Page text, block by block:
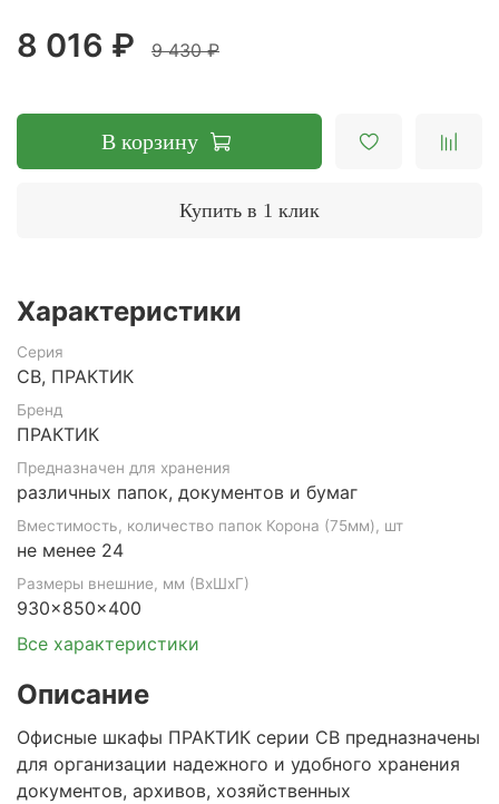
8 016 ₽ 9 430 ₽
В корзину
Купить в 1 клик
Характеристики
Серия
CB, ПРАКТИК
Бренд
ПРАКТИК
Предназначен для хранения
различных папок, документов и бумаг
Вместимость, количество папок Корона (75мм), шт
не менее 24
Размеры внешние, мм (ВхШхГ)
930x850x400
Все характеристики
Описание
Офисные шкафы ПРАКТИК серии CB предназначены
для организации надежного и удобного хранения
документов, архивов, хозяйственных